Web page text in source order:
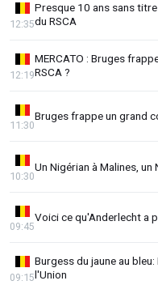
Presque 10 ans sans
du RSCA
12:35
MERCATO : Bruges
RSCA ?
12:19
Bruges frappe un grand
11:30
Un Nigérian à Malines, un
10:30
Voici ce qu'Anderlecht a
09:45
Burgess du jaune au
l'Union
09:15